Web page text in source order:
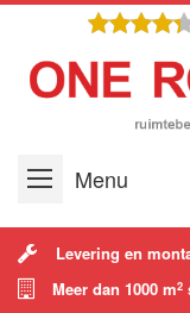
Menu
Levering en
Meer dan 1000 m2